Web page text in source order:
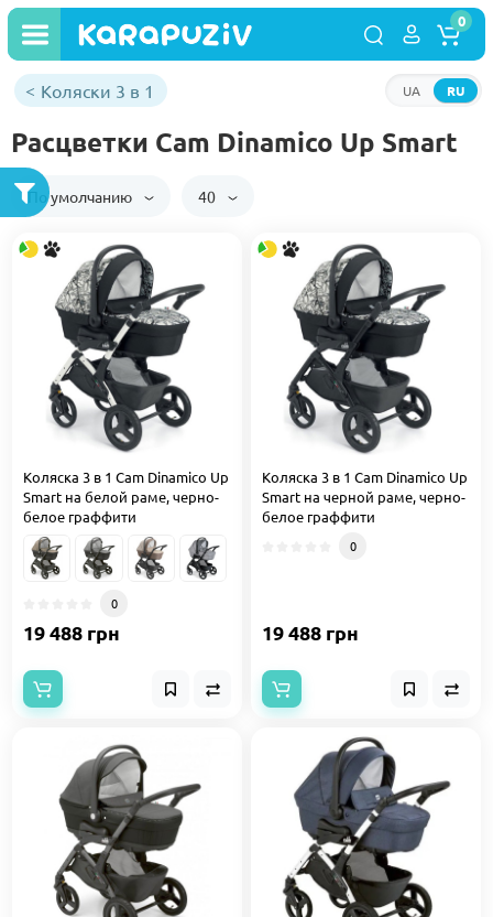
RU
UA
0
Коляски 3 в 1
Расцветки Cam Dinamico Up Smart
По умолчанию 40
Коляска 3 в 1 Cam Dinamico Up
Smart на белой раме, черно-
белое граффити
0
19 488 грн
Коляска 3 в 1 Cam Dinamico Up
Smart на черной раме, черно-
белое граффити
0
19 488 грн